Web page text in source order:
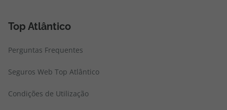
Top Atlântico
Perguntas Frequentes
Seguros Web Top Atlântico
Condições de Utilização